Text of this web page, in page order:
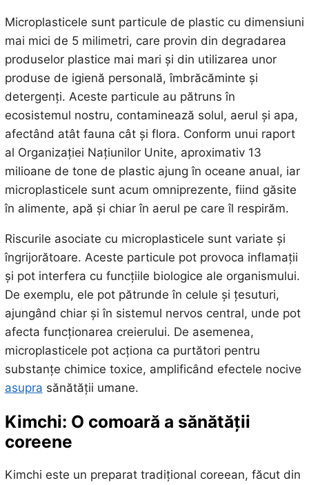
Microplasticele sunt particule de plastic cu dimensiuni
mai mici de 5 milimetri, care provin din degradarea
produselor plastice mai mari și din utilizarea unor
produse de igienă personală, îmbrăcăminte și
detergenți. Aceste particule au pătruns în
ecosistemul nostru, contaminează solul, aerul și apa,
afectând atât fauna cât și flora. Conform unui raport
al Organizației Națiunilor Unite, aproximativ 13
milioane de tone de plastic ajung în oceane anual, iar
microplasticele sunt acum omniprezente, fiind găsite
în alimente, apă și chiar în aerul pe care îl respirăm.
Riscurile asociate cu microplasticele sunt variate și
îngrijorătoare. Aceste particule pot provoca inflamații
și pot interfera cu funcțiile biologice ale organismului.
De exemplu, ele pot pătrunde în celule și țesuturi,
ajungând chiar și în sistemul nervos central, unde pot
afecta funcționarea creierului. De asemenea,
microplasticele pot acționa ca purtători pentru
substanțe chimice toxice, amplificând efectele nocive
asupra sănătății umane.
Kimchi: O comoară a sănătății
coreene
Kimchi este un preparat tradițional coreean, făcut din